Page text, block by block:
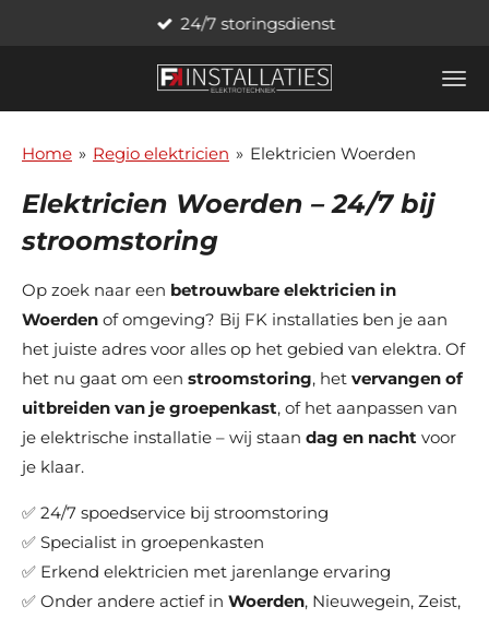
de
24/7 storingsdienst
Home » Regio elektricien » Elektricien Woerden
Elektricien Woerden – 24/7 bij
stroomstoring
Op zoek naar een betrouwbare elektricien in
Woerden of omgeving? Bij FK installaties ben je aan
het juiste adres voor alles op het gebied van elektra. Of
het nu gaat om een stroomstoring, het vervangen of
uitbreiden van je groepenkast, of het aanpassen van
je elektrische installatie – wij staan dag en nacht voor
je klaar.
✅ 24/7 spoedservice bij stroomstoring
✅ Specialist in groepenkasten
✅ Erkend elektricien met jarenlange ervaring
✅ Onder andere actief in Woerden, Nieuwegein, Zeist,